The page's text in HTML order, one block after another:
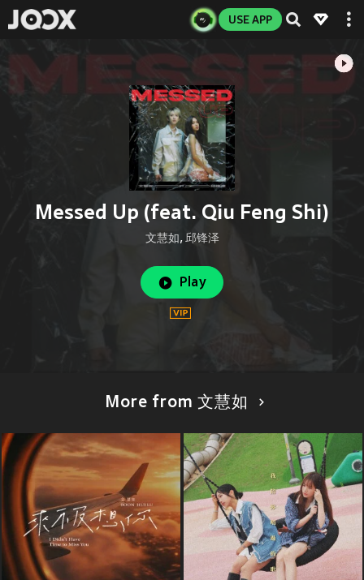
USE APP
Messed Up (feat. Qiu Feng Shi)
文慧如 , 邱锋泽
Play
More from 文慧如